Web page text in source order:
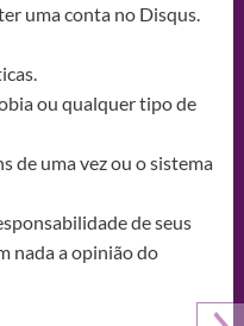
uma conta no Disqus.
ou qualquer tipo de
de uma vez ou o sistema
de seus
nada a opinião do